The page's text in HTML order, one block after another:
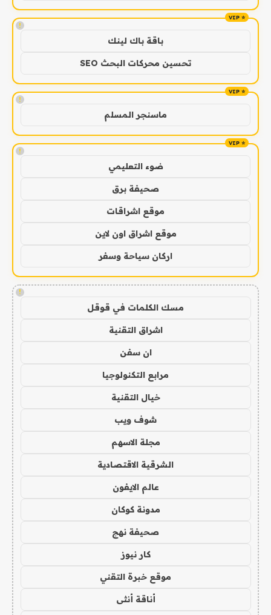
!
باقة باك لينك
تحسين محركات البحث SEO
!
ماسنجر المسلم
!
ضوء التعليمي
صحيفة برق
موقع اشراقات
موقع اشراق اون لاين
اركان سياحة وسفر
!
مسك الكلمات في قوقل
اشراق التقنية
ان سفن
مرابع التكنولوجيا
خيال التقنية
شوف ويب
مجلة الاسهم
الشرقية الاقتصادية
عالم الايفون
مدونة كوكان
صحيفة نهج
كار نيوز
موقع خبرة التقني
أناقة أنثى